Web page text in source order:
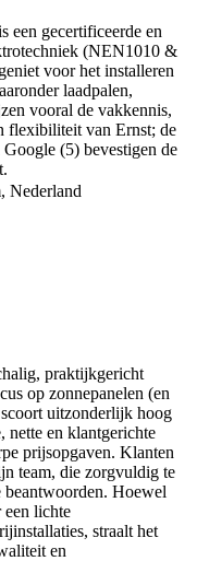
een gecertificeerde en
(NEN1010 &
voor het installeren
laadpalen,
vooral de vakkennis,
flexibiliteit van Ernst; de
(5) bevestigen de
Nederland
praktijkgericht
op zonnepanelen (en
uitzonderlijk hoog
nette en klantgerichte
prijsopgaven. Klanten
team, die zorgvuldig te
beantwoorden. Hoewel
een lichte
straalt het
en